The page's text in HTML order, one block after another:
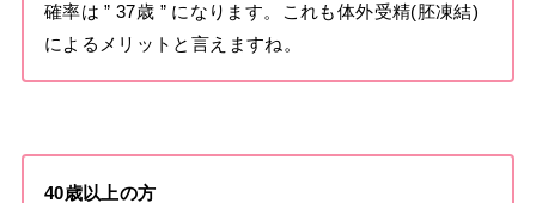
確率は ” 37歳 ” になります。これも体外受精(胚凍結)
によるメリットと言えますね。
40歳以上の方